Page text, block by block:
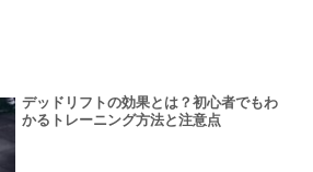
デッドリフトの効果とは？初心者でもわ
かるトレーニング方法と注意点